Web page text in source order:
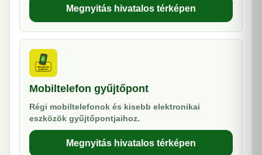
Megnyitás hivatalos térképen
Mobiltelefon gyűjtőpont
Régi mobiltelefonok és kisebb elektronikai
eszközök gyűjtőpontjaihoz.
Megnyitás hivatalos térképen